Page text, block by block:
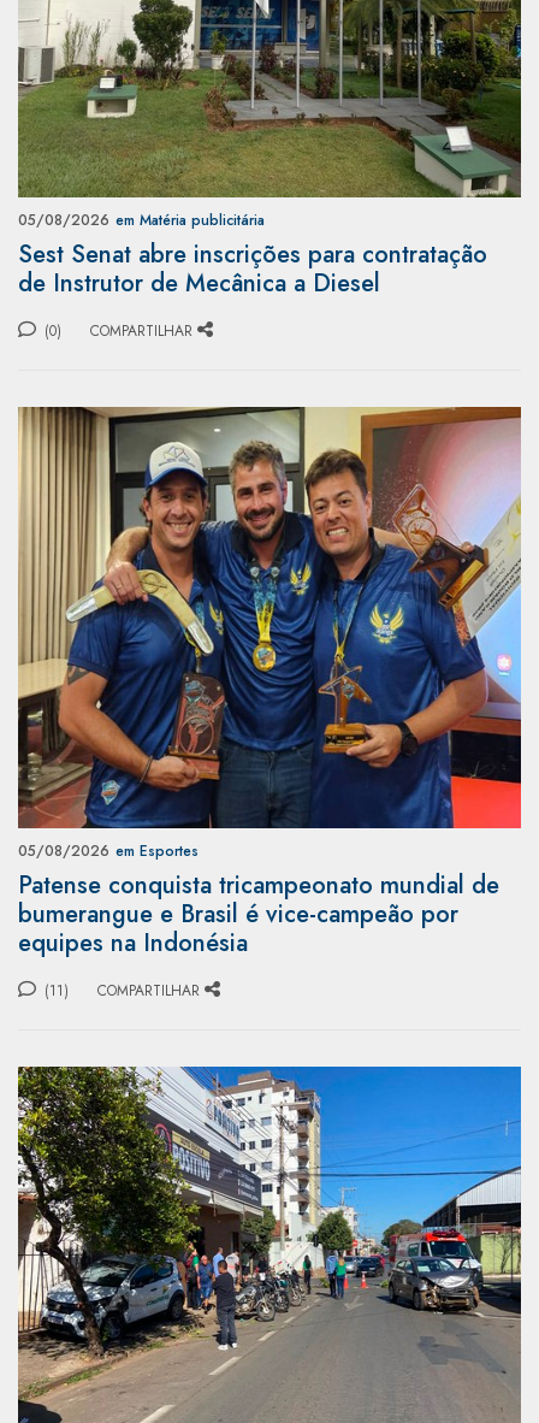
05/08/2026 em Matéria publicitária
Sest Senat abre inscrições para contratação
de Instrutor de Mecânica a Diesel
(0) COMPARTILHAR
05/08/2026 em Esportes
Patense conquista tricampeonato mundial de
bumerangue e Brasil é vice-campeão por
equipes na Indonésia
(11) COMPARTILHAR